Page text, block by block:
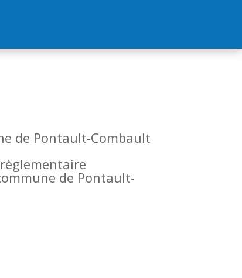
de Pontault-Combault
de Pontault-